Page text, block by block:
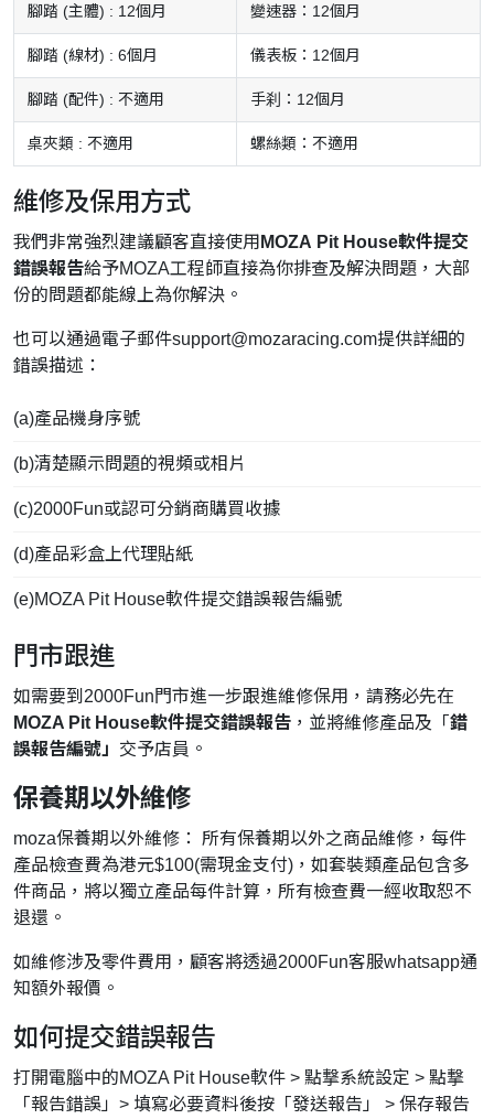
腳踏 (主體) : 12個月 變速器：12個月
腳踏 (線材) : 6個月 儀表板：12個月
腳踏 (配件) : 不適用 手刹：12個月
桌夾類 : 不適用 螺絲類：不適用
維修及保用方式
我們非常強烈建議顧客直接使用 MOZA Pit House軟件提交
錯誤報告給予MOZA工程師直接為你排查及解決問題，大部
份的問題都能線上為你解決。
也可以通過電子郵件support@mozaracing.com提供詳細的
錯誤描述：
(a)產品機身序號
(b)清楚顯示問題的視頻或相片
(c)2000Fun或認可分銷商購買收據
(d)產品彩盒上代理貼紙
(e)MOZA Pit House軟件提交錯誤報告編號
門市跟進
如需要到2000Fun門市進一步跟進維修保用，請務必先在
MOZA Pit House軟件提交錯誤報告 ，並將維修產品及「 錯
誤報告編號」 交予店員。
保養期以外維修
moza保養期以外維修： 所有保養期以外之商品維修，每件
產品檢查費為港元$100(需現金支付)，如套裝類產品包含多
件商品，將以獨立產品每件計算，所有檢查費一經收取恕不
退還。
如維修涉及零件費用，顧客將透過2000Fun客服whatsapp通
知額外報價。
如何提交錯誤報告
打開電腦中的MOZA Pit House軟件 > 點撃系統設定 > 點撃
「報告錯誤」> 填寫必要資料後按「發送報告」 > 保存報告